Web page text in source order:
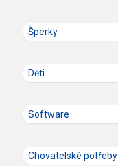
Šperky
Děti
Software
Chovatelské potřeby